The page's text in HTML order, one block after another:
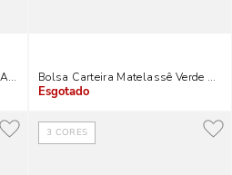
Corrente
Bolsa Carteira Matelassê Verde
Indisponível
3 CORES